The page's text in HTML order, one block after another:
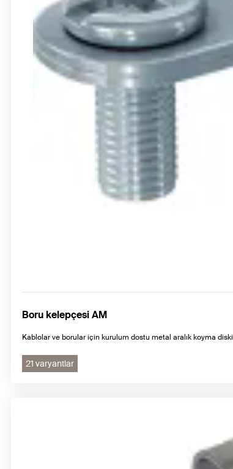
Boru kelepçesi AM
Kablolar ve borular için kurulum dostu metal aralık koyma diski
21 varyantlar